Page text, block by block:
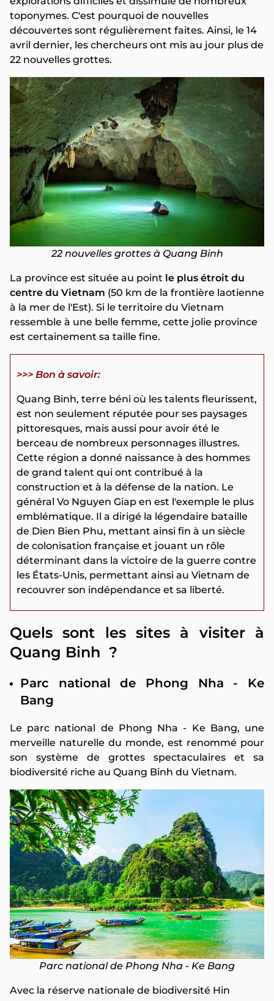
toponymes. C'est pourquoi de nouvelles
découvertes sont régulièrement faites. Ainsi, le 14
avril dernier, les chercheurs ont mis au jour plus de
22 nouvelles grottes.
22 nouvelles grottes à Quang Binh
La province est située au point le plus étroit du
centre du Vietnam (50 km de la frontière laotienne
à la mer de l'Est). Si le territoire du Vietnam
ressemble à une belle femme, cette jolie province
est certainement sa taille fine.
>>> Bon à savoir:
Quang Binh, terre béni où les talents fleurissent,
est non seulement réputée pour ses paysages
pittoresques, mais aussi pour avoir été le
berceau de nombreux personnages illustres.
Cette région a donné naissance à des hommes
de grand talent qui ont contribué à la
construction et à la défense de la nation. Le
général Vo Nguyen Giap en est l'exemple le plus
emblématique. Il a dirigé la légendaire bataille
de Dien Bien Phu, mettant ainsi fin à un siècle
de colonisation française et jouant un rôle
déterminant dans la victoire de la guerre contre
les États-Unis, permettant ainsi au Vietnam de
recouvrer son indépendance et sa liberté.
Quels sont les sites à visiter à
Quang Binh ?
Parc national de Phong Nha - Ke
Bang
Le parc national de Phong Nha - Ke Bang, une
merveille naturelle du monde, est renommé pour
son système de grottes spectaculaires et sa
biodiversité riche au Quang Binh du Vietnam.
Parc national de Phong Nha - Ke Bang
Avec la réserve nationale de biodiversité Hin